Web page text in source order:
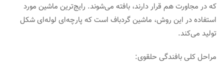
که در مجاورت هم قرار دارند، بافته می‌شوند. رایج‌ترین ماشین مورد
استفاده در این روش، ماشین گردباف است که پارچه‌ای لوله‌ای شکل
تولید می‌کند.
مراحل کلی بافندگی حلقوی: